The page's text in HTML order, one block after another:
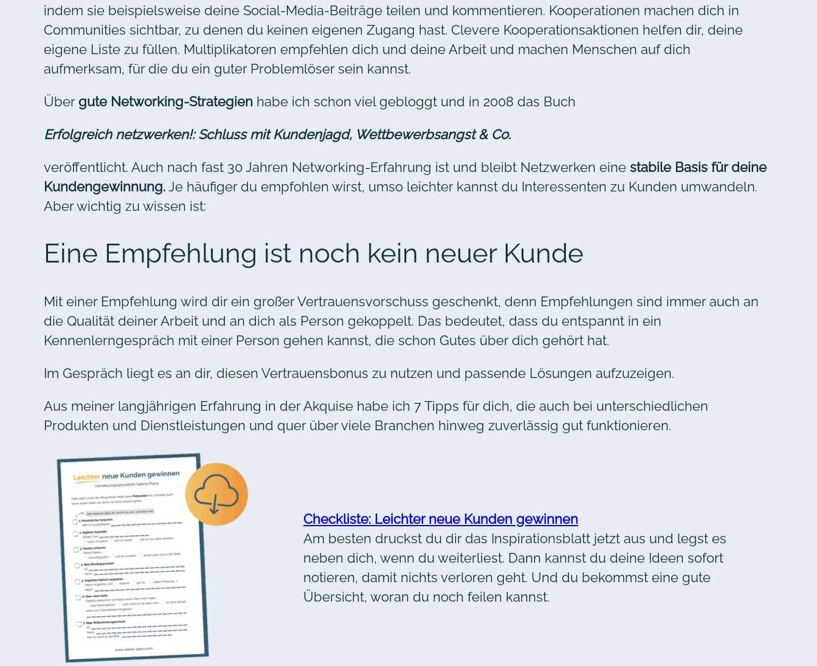
indem sie beispielsweise deine Social-Media-Beiträge teilen und kommentieren. Kooperationen machen dich in
Communities sichtbar, zu denen du keinen eigenen Zugang hast. Clevere Kooperationsaktionen helfen dir, deine
eigene Liste zu füllen. Multiplikatoren empfehlen dich und deine Arbeit und machen Menschen auf dich
aufmerksam, für die du ein guter Problemlöser sein kannst.
Über gute Networking-Strategien habe ich schon viel gebloggt und in 2008 das Buch
Erfolgreich netzwerken!: Schluss mit Kundenjagd, Wettbewerbsangst & Co.
veröffentlicht. Auch nach fast 30 Jahren Networking-Erfahrung ist und bleibt Netzwerken eine stabile Basis für deine
Kundengewinnung.Je häufiger du empfohlen wirst, umso leichter kannst du Interessenten zu Kunden umwandeln.
Aber wichtig zu wissen ist:
Eine Empfehlung ist noch kein neuer Kunde
Mit einer Empfehlung wird dir ein großer Vertrauensvorschuss geschenkt, denn Empfehlungen sind immer auch an
die Qualität deiner Arbeit und an dich als Person gekoppelt. Das bedeutet, dass du entspannt in ein
Kennenlerngespräch mit einer Person gehen kannst, die schon Gutes über dich gehört hat.
Im Gespräch liegt es an dir, diesen Vertrauensbonus zu nutzen und passende Lösungen aufzuzeigen.
Aus meiner langjährigen Erfahrung in der Akquise habe ich 7 Tipps für dich, die auch bei unterschiedlichen
Produkten und Dienstleistungen und quer über viele Branchen hinweg zuverlässig gut funktionieren.
Checkliste: Leichter neue Kunden gewinnen
Am besten druckst du dir das Inspirationsblatt jetzt aus und legst es
neben dich, wenn du weiterliest. Dann kannst du deine Ideen sofort
notieren, damit nichts verloren geht. Und du bekommst eine gute
Übersicht, woran du noch feilen kannst.